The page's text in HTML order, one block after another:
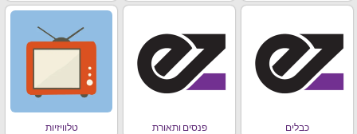
כבלים פנסים ותאורת טלוויזיות